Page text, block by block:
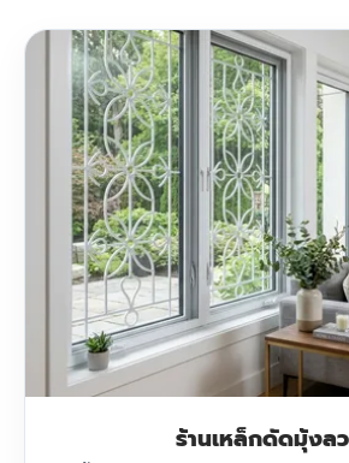
ร้านเหล็กดัดมุ้งล